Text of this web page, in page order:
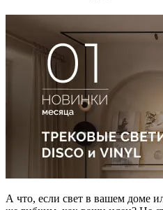
А что, если свет в вашем доме